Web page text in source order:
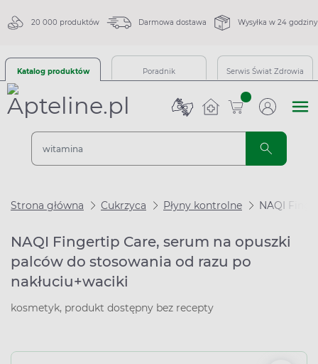
20 000 produktów Darmowa dostawa Wysyłka w 24 godziny
Katalog produktów Poradnik Serwis Świat Zdrowia
sztuk
Strona główna Cukrzyca Płyny kontrolne NAQI
NAQI Fingertip Care, serum na opuszki
palców do stosowania od razu po
nakłuciu+waciki
kosmetyk, produkt dostępny bez recepty